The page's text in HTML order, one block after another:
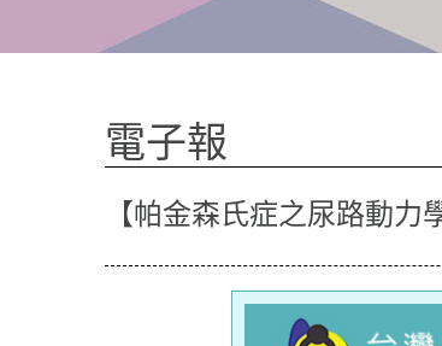
電子報
【帕金森氏症之尿路動